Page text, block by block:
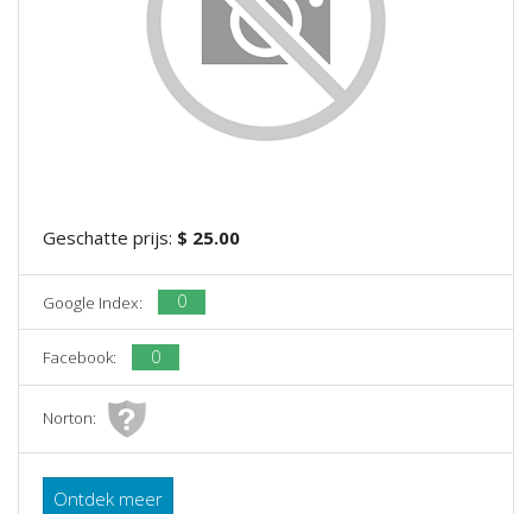
Geschatte prijs: $ 25.00
Google Index: 0
Facebook: 0
Norton:
Ontdek meer